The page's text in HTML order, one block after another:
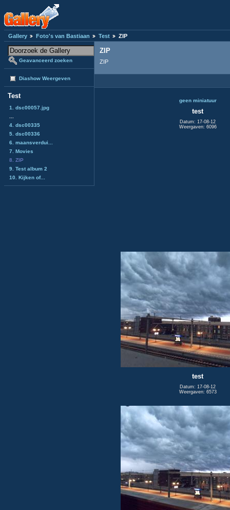
Gallery Foto's van Bastiaan Test ZIP
Geavanceerd zoeken
Diashow Weergeven
Test
1. dsc00057.jpg
4. dsc00335
5. dsc00336
6. maansverdui...
7. Movies
8. ZIP
9. Test album 2
10. Kijken of...
ZIP
ZIP
geen miniatuur
test
Datum: 17-08-12
Weergaven: 6096
test
Datum: 17-08-12
Weergaven: 6573